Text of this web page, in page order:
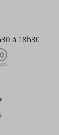
à 18h30